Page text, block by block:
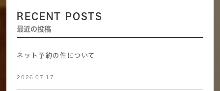
RECENT POSTS
最近の投稿
ネット予約の件について
2026.07.17